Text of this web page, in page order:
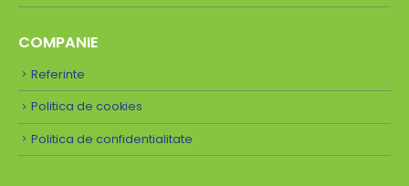
COMPANIE
Referinte
Politica de cookies
Politica de confidentialitate